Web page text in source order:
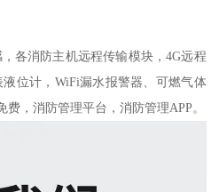
各消防主机远程传输模块，4G远程
位计，WiFi漏水报警器、可燃气体
，消防管理平台，消防管理APP。